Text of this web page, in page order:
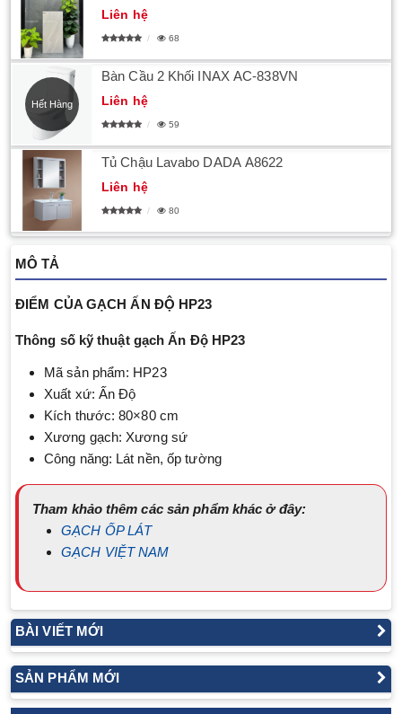
Liên hệ
68
Bàn Cầu 2 Khối INAX AC-838VN
Liên hệ
Hết Hàng
59
Tủ Chậu Lavabo DADA A8622
Liên hệ
80
MÔ TẢ
ĐIỂM CỦA GẠCH ẤN ĐỘ HP23
Thông số kỹ thuật gạch Ấn Độ HP23
Mã sản phẩm: HP23
Xuất xứ: Ấn Độ
Kích thước: 80×80 cm
Xương gạch: Xương sứ
Công năng: Lát nền, ốp tường
Tham khảo thêm các sản phẩm khác ở đây:
GẠCH ỐP LÁT
GẠCH VIỆT NAM
BÀI VIẾT MỚI
SẢN PHẨM MỚI